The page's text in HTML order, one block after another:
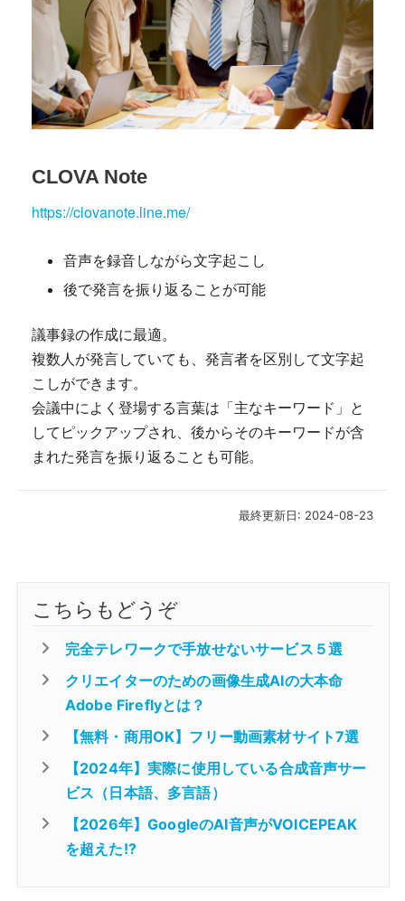
CLOVA Note
https://clovanote.line.me/
音声を録音しながら文字起こし
後で発言を振り返ることが可能
議事録の作成に最適。
複数人が発言していても、発言者を区別して文字起
こしができます。
会議中によく登場する言葉は「主なキーワード」と
してピックアップされ、後からそのキーワードが含
まれた発言を振り返ることも可能。
最終更新日: 2024-08-23
こちらもどうぞ
完全テレワークで手放せないサービス５選
クリエイターのための画像生成AIの大本命
Adobe Fireflyとは？
【無料・商用OK】フリー動画素材サイト7選
【2024年】実際に使用している合成音声サー
ビス（日本語、多言語）
【2026年】GoogleのAI音声がVOICEPEAK
を超えた!?